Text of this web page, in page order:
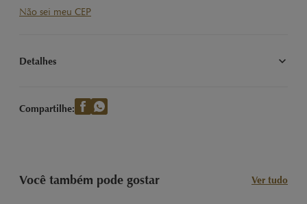
Não sei meu CEP
Detalhes
com pedaços de avelã, ideal para apreciadores de combinações
Compartilhe:
Você também pode gostar Ver tudo